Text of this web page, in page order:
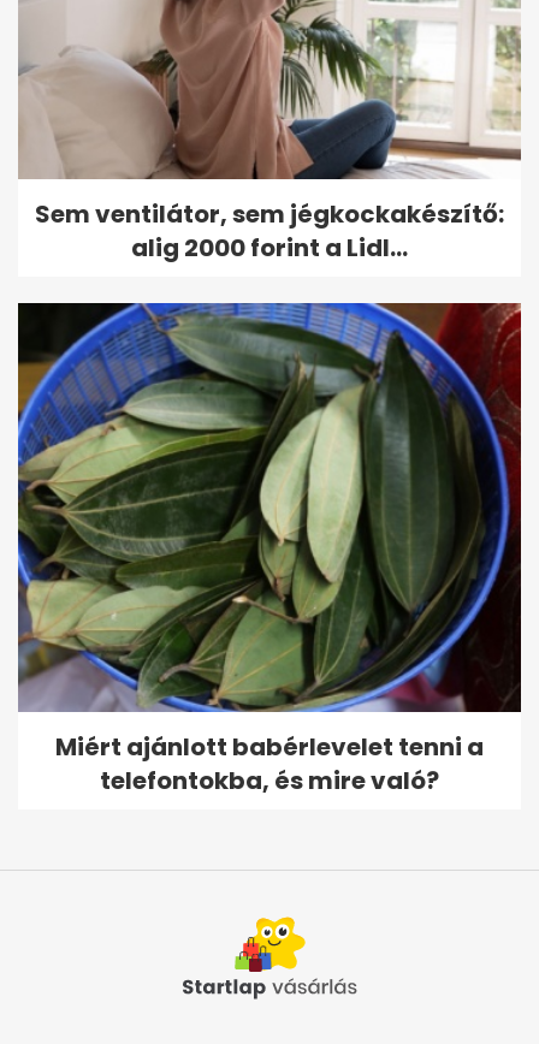
Sem ventilátor, sem jégkockakészítő:
alig 2000 forint a Lidl...
Miért ajánlott babérlevelet tenni a
telefontokba, és mire való?